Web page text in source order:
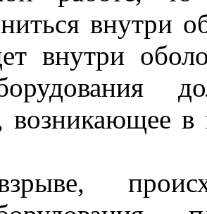
внутри
внутри
возникающее